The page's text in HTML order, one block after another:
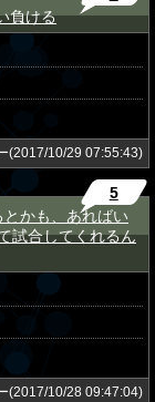
負ける
(2017/10/29 07:55:43)
かも、あればい
試合してくれるん
5
(2017/10/28 09:47:04)